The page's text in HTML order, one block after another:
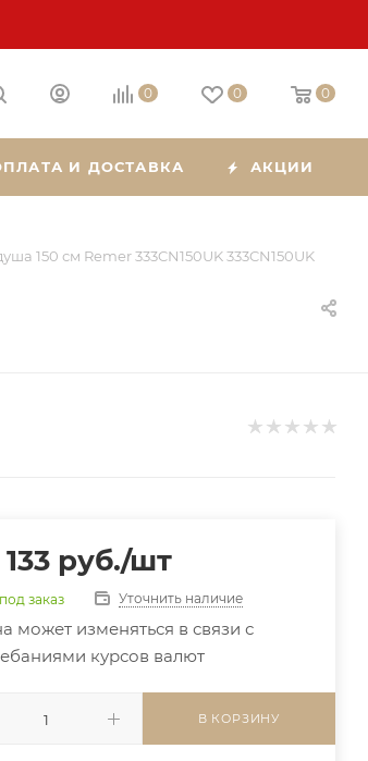
0 0 0
И ДОСТАВКА АКЦИИ
150 см Remer 333CN150UK 333CN150UK
руб./шт
под заказ Уточнить наличие
может изменяться в связи с
курсов валют
В КОРЗИНУ